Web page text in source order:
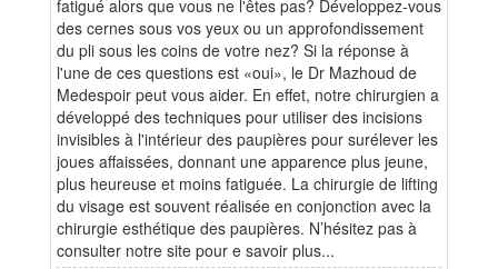
fatigué alors que vous ne l'êtes pas? Développez-vous
des cernes sous vos yeux ou un approfondissement
du pli sous les coins de votre nez? Si la réponse à
l'une de ces questions est «oui», le Dr Mazhoud de
Medespoir peut vous aider. En effet, notre chirurgien a
développé des techniques pour utiliser des incisions
invisibles à l'intérieur des paupières pour surélever les
joues affaissées, donnant une apparence plus jeune,
plus heureuse et moins fatiguée. La chirurgie de lifting
du visage est souvent réalisée en conjonction avec la
chirurgie esthétique des paupières. N’hésitez pas à
consulter notre site pour e savoir plus...